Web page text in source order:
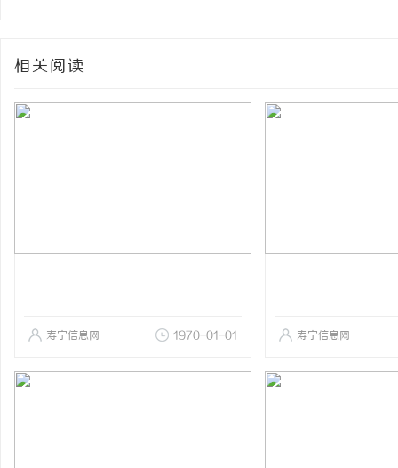
相关阅读
寿宁信息网 1970-01-01 寿宁信息网